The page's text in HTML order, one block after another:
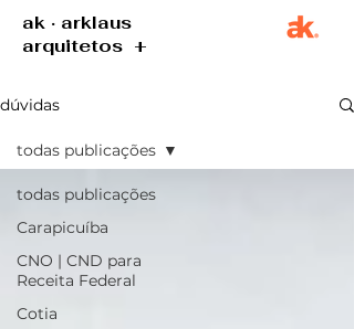
ak · arklaus
arquitetos +
dúvidas
todas publicações
Carapicuíba
CNO | CND para
Receita Federal
Cotia
todas publicações